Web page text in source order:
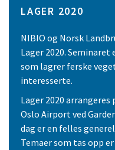
LAGER 2020
NIBIO og Norsk
Lager 2020.
som lagrer ferske
interesserte.
Lager 2020
Oslo Airport ved
dag er en felles
Temaer som tas opp